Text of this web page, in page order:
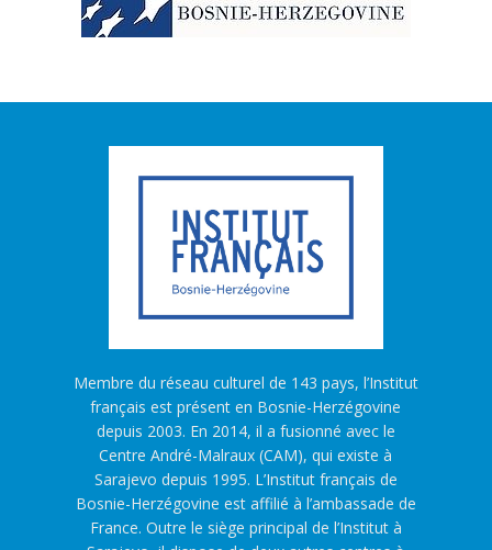
Membre du réseau culturel de 143 pays, l’Institut
français est présent en Bosnie-Herzégovine
depuis 2003. En 2014, il a fusionné avec le
Centre André-Malraux (CAM), qui existe à
Sarajevo depuis 1995. L’Institut français de
Bosnie-Herzégovine est affilié à l’ambassade de
France. Outre le siège principal de l’Institut à